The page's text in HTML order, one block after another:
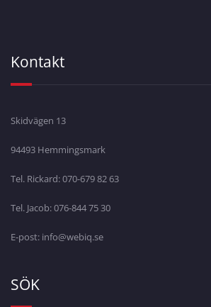
Kontakt
Skidvägen 13
94493 Hemmingsmark
Tel. Rickard: 070-679 82 63
Tel. Jacob: 076-844 75 30
E-post: info@webiq.se
SÖK